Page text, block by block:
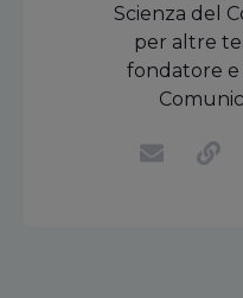
Scienza del
per altre
fondatore e